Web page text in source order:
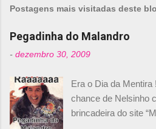
Postagens mais visitadas deste
Pegadinha do Malandro
- dezembro 30, 2009
Era o Dia da
chance de Nelsinho
brincadeira do site